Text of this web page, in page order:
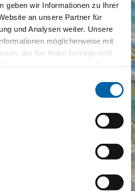
geben wir Informationen zu Ihrer
an unsere Partner für
und Analysen weiter. Unsere
möglicherweise mit
die Sie ihnen bereitgestellt